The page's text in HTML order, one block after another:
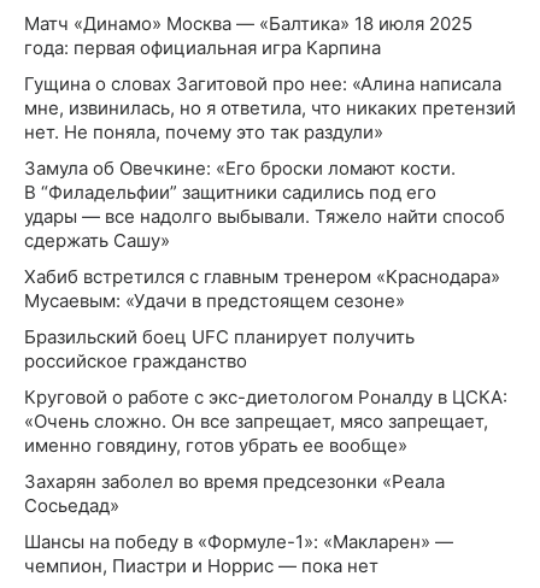
Матч «Динамо» Москва — «Балтика» 18 июля 2025
года: первая официальная игра Карпина
Гущина о словах Загитовой про нее: «Алина написала
мне, извинилась, но я ответила, что никаких претензий
нет. Не поняла, почему это так раздули»
Замула об Овечкине: «Его броски ломают кости.
В “Филадельфии” защитники садились под его
удары — все надолго выбывали. Тяжело найти способ
сдержать Сашу»
Хабиб встретился с главным тренером «Краснодара»
Мусаевым: «Удачи в предстоящем сезоне»
Бразильский боец UFC планирует получить
российское гражданство
Круговой о работе с экс-диетологом Роналду в ЦСКА:
«Очень сложно. Он все запрещает, мясо запрещает,
именно говядину, готов убрать ее вообще»
Захарян заболел во время предсезонки «Реала
Сосьедад»
Шансы на победу в «Формуле-1»: «Макларен» —
чемпион, Пиастри и Норрис — пока нет